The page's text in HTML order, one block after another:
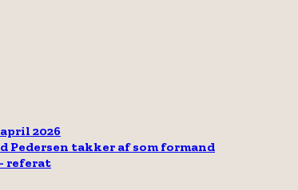
2026
Pedersen takker af som formand
referat